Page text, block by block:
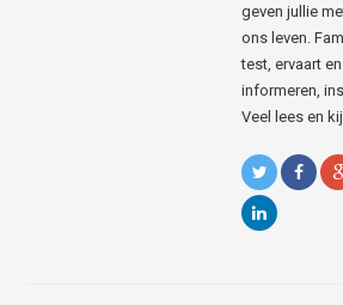
geven jullie
ons leven.
test, ervaart
informeren,
Veel lees en